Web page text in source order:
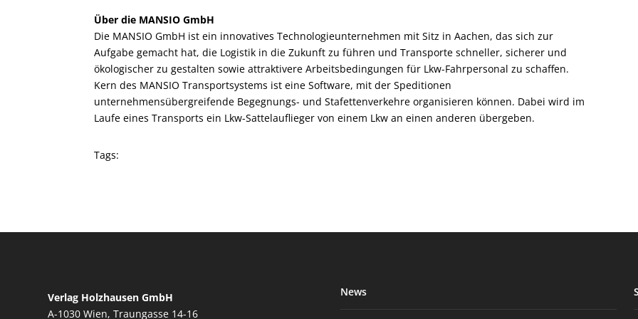
Über die MANSIO GmbH
Die MANSIO GmbH ist ein innovatives Technologieunternehmen mit Sitz in Aachen, das sich zur
Aufgabe gemacht hat, die Logistik in die Zukunft zu führen und Transporte schneller, sicherer und
ökologischer zu gestalten sowie attraktivere Arbeitsbedingungen für Lkw-Fahrpersonal zu schaffen.
Kern des MANSIO Transportsystems ist eine Software, mit der Speditionen
unternehmensübergreifende Begegnungs- und Stafettenverkehre organisieren können. Dabei wird im
Laufe eines Transports ein Lkw-Sattelauflieger von einem Lkw an einen anderen übergeben.
Tags:
Verlag Holzhausen GmbH
A-1030 Wien, Traungasse 14-16
News